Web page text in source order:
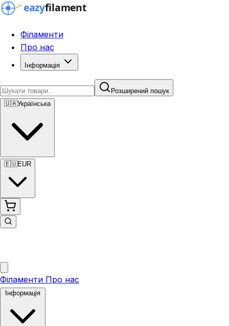
Філаменти
Про нас
Інформація
Розширений пошук
🇺🇦Українська
🇪🇺EUR
Філаменти Про нас